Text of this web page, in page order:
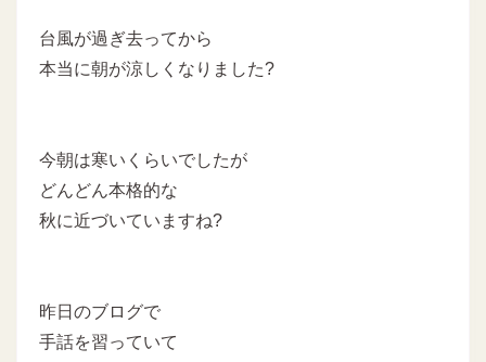
台風が過ぎ去ってから
本当に朝が涼しくなりました?
今朝は寒いくらいでしたが
どんどん本格的な
秋に近づいていますね?
昨日のブログで
手話を習っていて